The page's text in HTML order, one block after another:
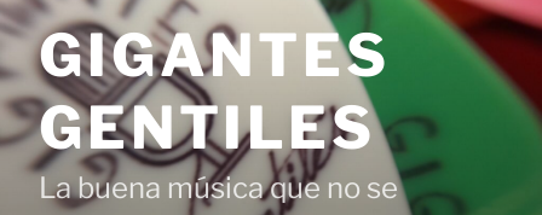
Saltar
contenido
GIGANTES
GENTILES
La buena música que no se